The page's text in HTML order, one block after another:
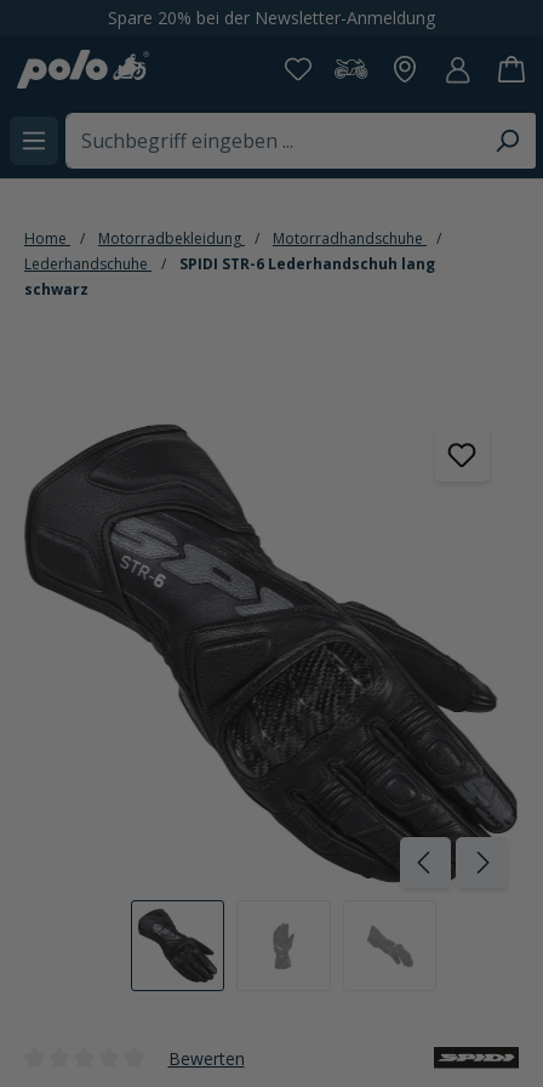
springenSpare 20% bei der Newsletter-Anmeldung
Home Motorradbekleidung
Motorradhandschuhe
Lederhandschuhe
SPIDI STR-6 Lederhandschuh lang
schwarz
Bewerten